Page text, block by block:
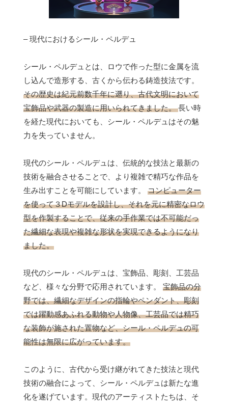
– 現代におけるシール・ペルデュ
シール・ペルデュとは、ロウで作った型に金属を流
し込んで造形する、古くから伝わる鋳造技法です。
その歴史は紀元前数千年に遡り、古代文明において
宝飾品や武器の製造に用いられてきました。長い時
を経た現代においても、シール・ペルデュはその魅
力を失っていません。
現代のシール・ペルデュは、伝統的な技法と最新の
技術を融合させることで、より複雑で精巧な作品を
生み出すことを可能にしています。 コンピューター
を使って３Dモデルを設計し、それを元に精密なロウ
型を作製することで、従来の手作業では不可能だっ
た繊細な表現や複雑な形状を実現できるようになり
ました。
現代のシール・ペルデュは、宝飾品、彫刻、工芸品
など、様々な分野で応用されています。 宝飾品の分
野では、繊細なデザインの指輪やペンダント、彫刻
では躍動感あふれる動物や人物像、工芸品では精巧
な装飾が施された置物など、シール・ペルデュの可
能性は無限に広がっています。
このように、古代から受け継がれてきた技法と現代
技術の融合によって、シール・ペルデュは新たな進
化を遂げています。現代のアーティストたちは、そ